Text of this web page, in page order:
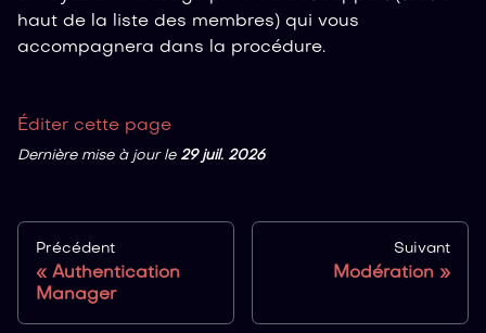
haut de la liste des membres) qui vous
accompagnera dans la procédure.
Éditer cette page
Dernière mise à jourle 29 juil. 2026
Précédent
Authentication
Manager
Suivant
Modération